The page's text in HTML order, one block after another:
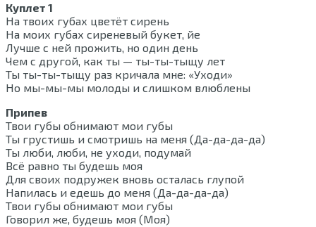
Куплет 1
На твоих губах цветёт сирень
На моих губах сиреневый букет, йе
Лучше с ней прожить, но один день
Чем с другой, как ты — ты-ты-тыщу лет
Ты ты-ты-тыщу раз кричала мне: «Уходи»
Но мы-мы-мы молоды и слишком влюблены
Припев
Твои губы обнимают мои губы
Ты грустишь и смотришь на меня (Да-да-да-да)
Ты люби, люби, не уходи, подумай
Всё равно ты будешь моя
Для своих подружек вновь осталась глупой
Напилась и едешь до меня (Да-да-да-да)
Твои губы обнимают мои губы
Говорил же, будешь моя (Моя)